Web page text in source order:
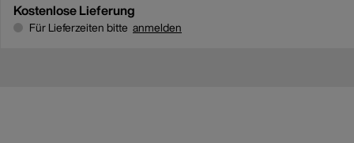
Kostenlose Lieferung
Für Lieferzeiten bitte anmelden